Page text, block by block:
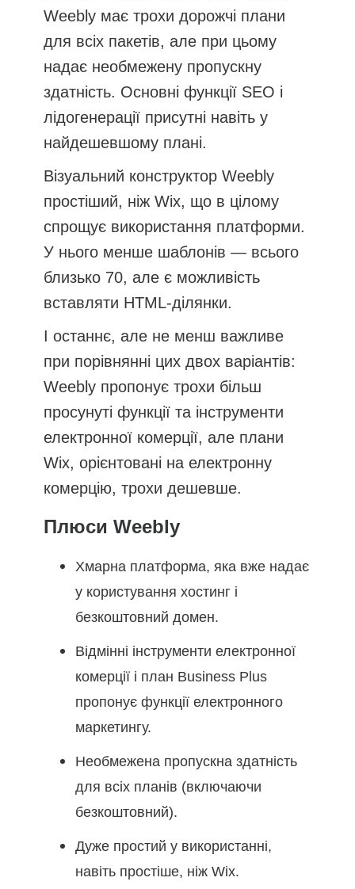
Weebly має трохи дорожчі плани
для всіх пакетів, але при цьому
надає необмежену пропускну
здатність. Основні функції SEO і
лідогенерації присутні навіть у
найдешевшому плані.
Візуальний конструктор Weebly
простіший, ніж Wix, що в цілому
спрощує використання платформи.
У нього менше шаблонів — всього
близько 70, але є можливість
вставляти HTML-ділянки.
І останнє, але не менш важливе
при порівнянні цих двох варіантів:
Weebly пропонує трохи більш
просунуті функції та інструменти
електронної комерції, але плани
Wix, орієнтовані на електронну
комерцію, трохи дешевше.
Плюси Weebly
Хмарна платформа, яка вже надає
у користування хостинг і
безкоштовний домен.
Відмінні інструменти електронної
комерції і план Business Plus
пропонує функції електронного
маркетингу.
Необмежена пропускна здатність
для всіх планів (включаючи
безкоштовний).
Дуже простий у використанні,
навіть простіше, ніж Wix.